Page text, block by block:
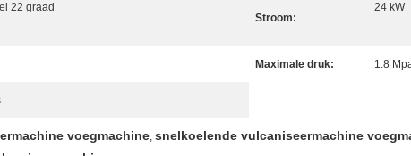
22 graad
Stroom:
24 kW
Maximale druk: 1.8
voegmachine, snelkoelende vulcaniseermachine